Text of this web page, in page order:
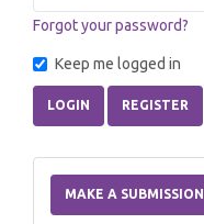
Forgot your password?
Keep me logged in
LOGIN REGISTER
a
Submission
MAKE A SUBMISSION